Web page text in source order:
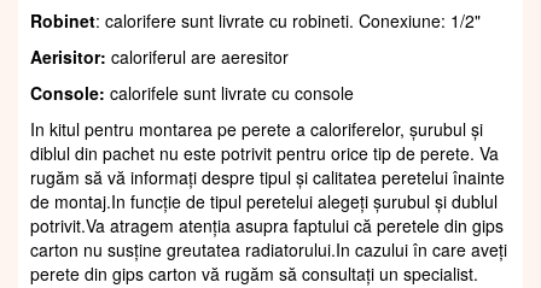
Robinet: calorifere sunt livrate cu robineti. Conexiune: 1/2"
Aerisitor: caloriferul are aeresitor
Console: calorifele sunt livrate cu console
In kitul pentru montarea pe perete a caloriferelor, șurubul și
diblul din pachet nu este potrivit pentru orice tip de perete. Va
rugăm să vă informați despre tipul și calitatea peretelui înainte
de montaj.In funcție de tipul peretelui alegeți șurubul și dublul
potrivit.Va atragem atenția asupra faptului că peretele din gips
carton nu susține greutatea radiatorului.In cazului în care aveți
perete din gips carton vă rugăm să consultați un specialist.